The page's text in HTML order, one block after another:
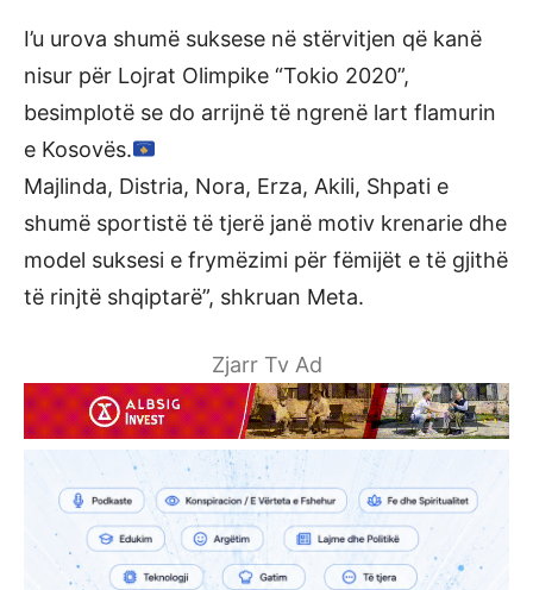
I’u urova shumë suksese në stërvitjen që kanë
nisur për Lojrat Olimpike “Tokio 2020”,
besimplotë se do arrijnë të ngrenë lart flamurin
e Kosovës.
Majlinda, Distria, Nora, Erza, Akili, Shpati e
shumë sportistë të tjerë janë motiv krenarie dhe
model suksesi e frymëzimi për fëmijët e të gjithë
të rinjtë shqiptarë”, shkruan Meta.
Zjarr Tv Ad